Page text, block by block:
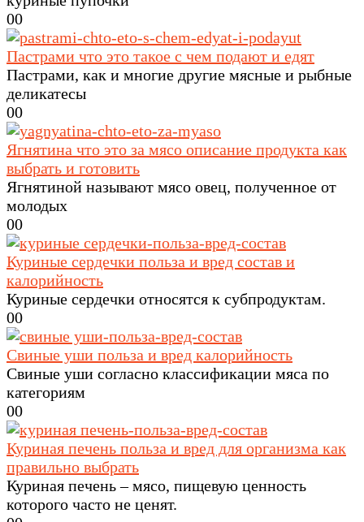
00
Пастрами что это такое с чем подают и едят
Пастрами, как и многие другие мясные и рыбные
деликатесы
00
Ягнятина что это за мясо описание продукта как
выбрать и готовить
Ягнятиной называют мясо овец, полученное от
молодых
00
Куриные сердечки польза и вред состав и
калорийность
Куриные сердечки относятся к субпродуктам.
00
Свиные уши польза и вред калорийность
Свиные уши согласно классификации мяса по
категориям
00
Куриная печень польза и вред для организма как
правильно выбрать
Куриная печень – мясо, пищевую ценность
которого часто не ценят.